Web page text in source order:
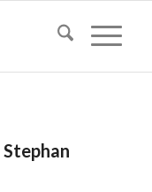
Stephan